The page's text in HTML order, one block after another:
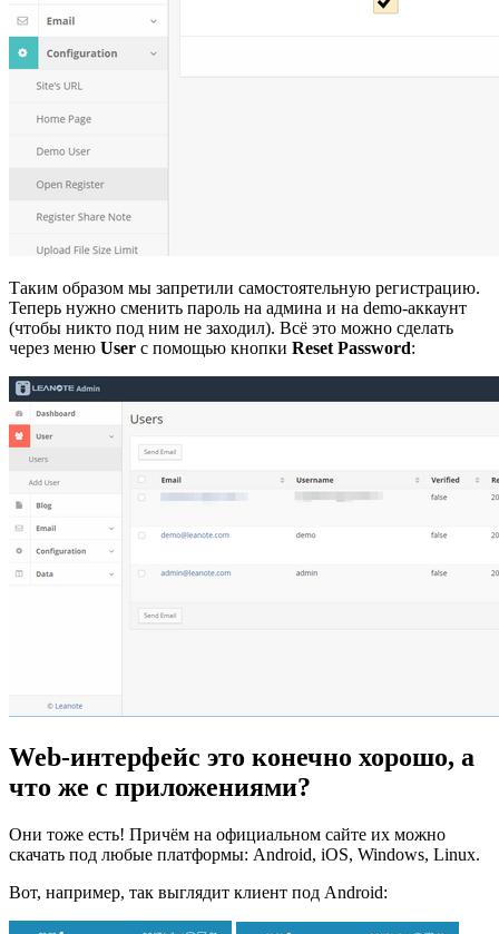
Таким образом мы запретили самостоятельную регистрацию.
Теперь нужно сменить пароль на админа и на demo-аккаунт
(чтобы никто под ним не заходил). Всё это можно сделать
через меню User с помощью кнопки Reset Password:
Web-интерфейс это конечно хорошо, а
что же с приложениями?
Они тоже есть! Причём на официальном сайте их можно
скачать под любые платформы: Android, iOS, Windows, Linux.
Вот, например, так выглядит клиент под Android: